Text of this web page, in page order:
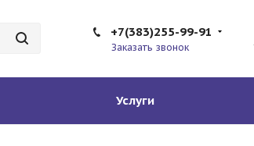
+7(383)255-99-91
Заказать звонок
Услуги